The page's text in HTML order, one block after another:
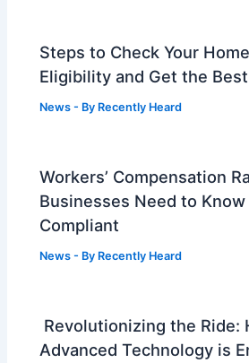
Steps to Check Your
Eligibility and Get the
News - By Recently Heard
Workers’ Compensation
Businesses Need to
Compliant
News - By Recently Heard
Revolutionizing the Ride:
Advanced Technology is